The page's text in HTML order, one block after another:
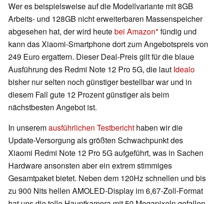
Wer es beispielsweise auf die Modellvariante mit 8GB
Arbeits- und 128GB nicht erweiterbaren Massenspeicher
abgesehen hat, der wird heutebei Amazon fündig und
kann das Xiaomi-Smartphone dort zum Angebotspreis von
249 Euro ergattern. Dieser Deal-Preis gilt für die blaue
Ausführung des Redmi Note 12 Pro 5G, die laut Idealo
bisher nur selten noch günstiger bestellbar war und in
diesem Fall gute 12 Prozent günstiger als beim
nächstbesten Angebot ist.
In unseremausführlichen Testbericht haben wir die
Update-Versorgung als größten Schwachpunkt des
Xiaomi Redmi Note 12 Pro 5G aufgeführt, was in Sachen
Hardware ansonsten aber ein extrem stimmiges
Gesamtpaket bietet. Neben dem 120Hz schnellen und bis
zu 900 Nits hellen AMOLED-Display im 6,67-Zoll-Format